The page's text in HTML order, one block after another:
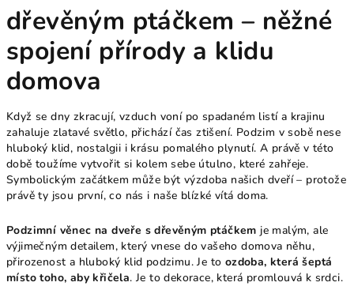
dřevěným ptáčkem – něžné
spojení přírody a klidu
domova
Když se dny zkracují, vzduch voní po spadaném listí a krajinu
zahaluje zlatavé světlo, přichází čas ztišení. Podzim v sobě nese
hluboký klid, nostalgii i krásu pomalého plynutí. A právě v této
době toužíme vytvořit si kolem sebe útulno, které zahřeje.
Symbolickým začátkem může být výzdoba našich dveří – protože
právě ty jsou první, co nás i naše blízké vítá doma.
Podzimní věnec na dveře s dřevěným ptáčkem je malým, ale
výjimečným detailem, který vnese do vašeho domova něhu,
přirozenost a hluboký klid podzimu. Je to ozdoba, která šeptá
místo toho, aby křičela. Je to dekorace, která promlouvá k srdci.